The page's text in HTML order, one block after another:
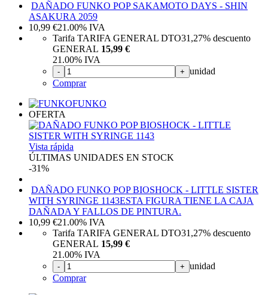
DAÑADO FUNKO POP SAKAMOTO DAYS - SHIN
ASAKURA 2059
10,99 €21.00% IVA
Tarifa TARIFA GENERAL DTO31,27% descuento
GENERAL 15,99 €
21.00% IVA
- + unidad
Comprar
FUNKO
OFERTA
Vista rápida
ÚLTIMAS UNIDADES EN STOCK
-31%
DAÑADO FUNKO POP BIOSHOCK - LITTLE SISTER
WITH SYRINGE 1143ESTA FIGURA TIENE LA CAJA
DAÑADA Y FALLOS DE PINTURA.
10,99 €21.00% IVA
Tarifa TARIFA GENERAL DTO31,27% descuento
GENERAL 15,99 €
21.00% IVA
- + unidad
Comprar